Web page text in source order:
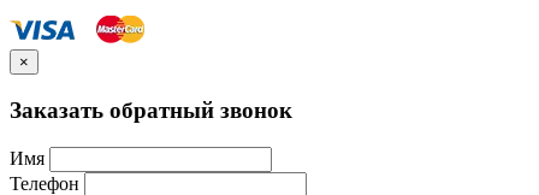
×
Заказать обратный звонок
Имя
Телефон